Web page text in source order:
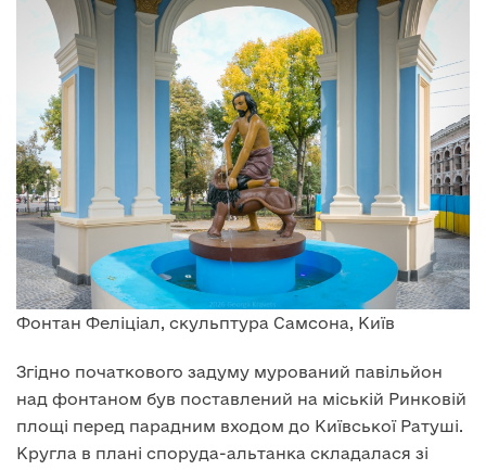
Фонтан Феліціал, скульптура Самсона, Київ
Згідно початкового задуму мурований павільйон
над фонтаном був поставлений на міській Ринковій
площі перед парадним входом до Київської Ратуші.
Кругла в плані споруда-альтанка складалася зі